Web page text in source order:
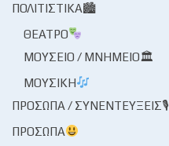
ΠΟΛΙΤΙΣΤΙΚΆ🏙
ΘΈΑΤΡΟ
ΜΟΥΣΕΊΟ / ΜΝΗΜΕΊΟ🏛
ΜΟΥΣΙΚΉ
ΠΡΌΣΩΠΑ / ΣΥΝΕΝΤΕΎΞΕΙΣ🎙
ΠΡΌΣΩΠΑ